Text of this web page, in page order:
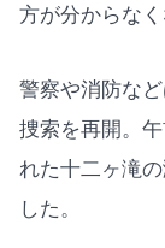
方が分からなく
警察や消防な
捜索を再開。
れた十二ヶ滝
した。